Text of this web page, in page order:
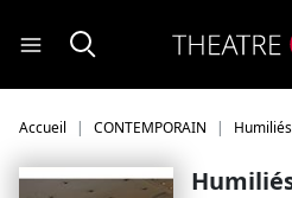
Accueil CONTEMPORAIN